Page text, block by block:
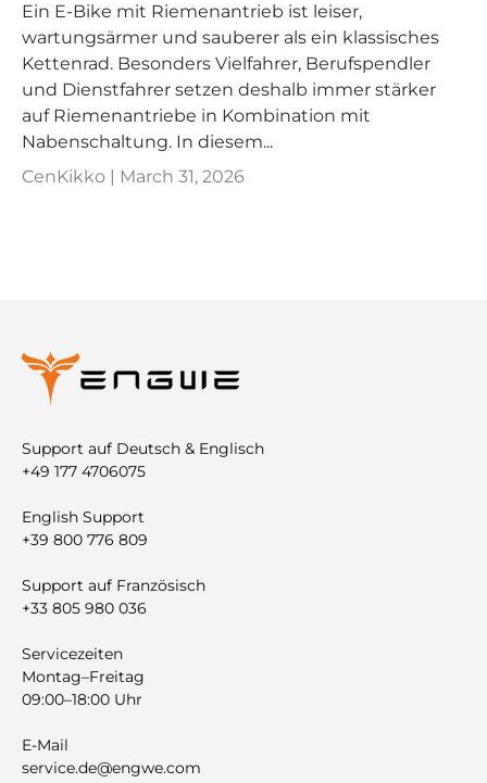
Ein E‑Bike mit Riemenantrieb ist leiser,
wartungsärmer und sauberer als ein klassisches
Kettenrad. Besonders Vielfahrer, Berufspendler
und Dienstfahrer setzen deshalb immer stärker
auf Riemenantriebe in Kombination mit
Nabenschaltung. In diesem...
CenKikko | March 31, 2026
Support auf Deutsch & Englisch
+49 177 4706075
English Support
+39 800 776 809
Support auf Französisch
+33 805 980 036
Servicezeiten
Montag–Freitag
09:00–18:00 Uhr
E-Mail
service.de@engwe.com